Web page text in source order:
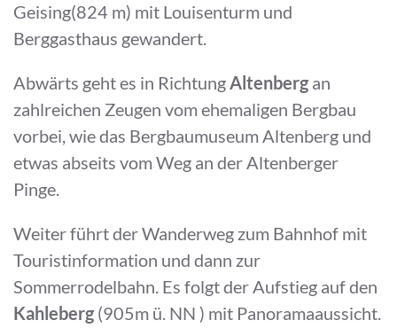
Geising(824 m) mit Louisenturm und
Berggasthaus gewandert.
Abwärts geht es in RichtungAltenberg an
zahlreichen Zeugen vom ehemaligen Bergbau
vorbei, wie das Bergbaumuseum Altenberg und
etwas abseits vom Weg an der Altenberger
Pinge.
Weiter führt der Wanderweg zum Bahnhof mit
Touristinformation und dann zur
Sommerrodelbahn. Es folgt der Aufstieg auf den
Kahleberg (905m ü. NN ) mit Panoramaaussicht.